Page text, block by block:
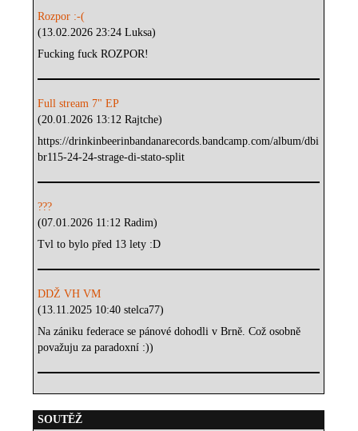
Rozpor :-(
(13.02.2026 23:24 Luksa)
Fucking fuck ROZPOR!
Full stream 7" EP
(20.01.2026 13:12 Rajtche)
https://drinkinbeerinbandanarecords.bandcamp.com/album/dbi
br115-24-24-strage-di-stato-split
???
(07.01.2026 11:12 Radim)
Tvl to bylo před 13 lety :D
DDŽ VH VM
(13.11.2025 10:40 stelca77)
Na zániku federace se pánové dohodli v Brně. Což osobně
považuju za paradoxní :))
SOUTĚŽ